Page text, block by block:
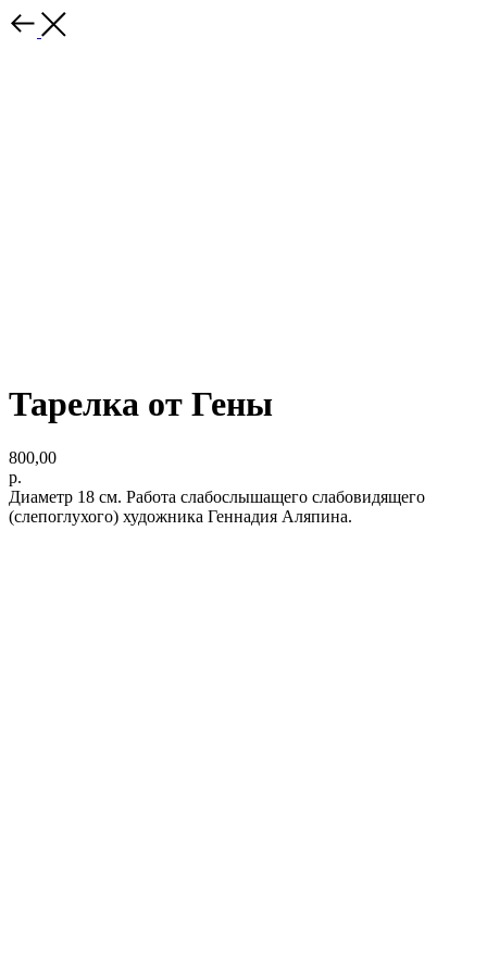
Тарелка от Гены
800,00
р.
Диаметр 18 см. Работа слабослышащего слабовидящего
(слепоглухого) художника Геннадия Аляпина.